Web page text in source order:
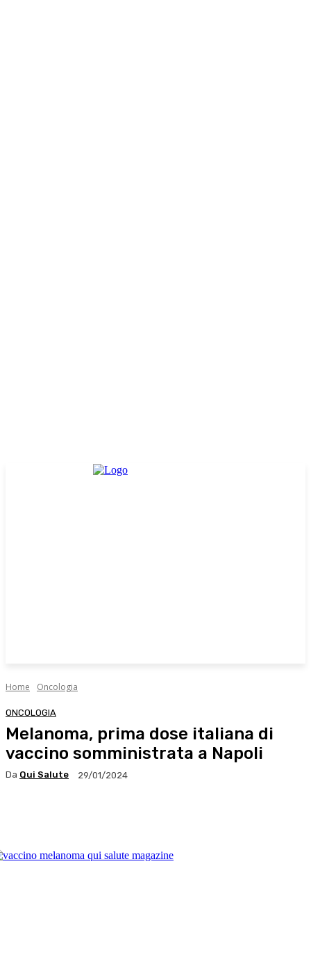
Home Oncologia
ONCOLOGIA
Melanoma, prima dose italiana di
vaccino somministrata a Napoli
Da Qui Salute 29/01/2024